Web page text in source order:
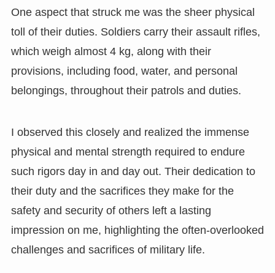
One aspect that struck me was the sheer physical
toll of their duties. Soldiers carry their assault rifles,
which weigh almost 4 kg, along with their
provisions, including food, water, and personal
belongings, throughout their patrols and duties.
I observed this closely and realized the immense
physical and mental strength required to endure
such rigors day in and day out. Their dedication to
their duty and the sacrifices they make for the
safety and security of others left a lasting
impression on me, highlighting the often-overlooked
challenges and sacrifices of military life.